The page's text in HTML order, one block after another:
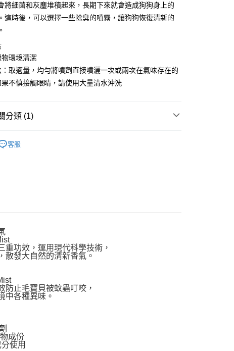
，滿NT$999(含以上)免運費
，滿NT$999(含以上)免運費
款
，滿NT$999(含以上)免運費
，滿NT$999(含以上)免運費
將細菌和灰塵堆積起來，長期下來就會造成狗狗身上的
這時後，可以選擇一些除臭的噴霧，讓狗狗恢復清新的
環境清潔
取適量，均勻將噴劑直接噴灑一次或兩次在氣味存在的
不慎接觸眼睛，請使用大量清水沖洗
分類 (1)
客服
功效，運用現代科學技術，
散發大自然的清新香氣。
防止毛寶貝被蚊蟲叮咬，
中各種異味。
成份
使用